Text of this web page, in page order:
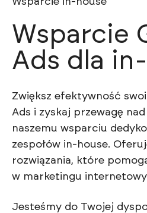
Wsparcie
Ads dla
Zwiększ efektywność
Ads i zyskaj przewagę
naszemu wsparciu
zespołów in-house.
rozwiązania, które
w marketingu
Jesteśmy do Twojej